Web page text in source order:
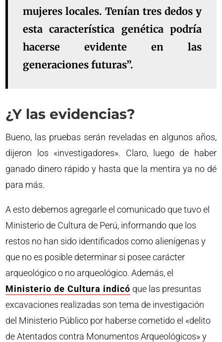
mujeres locales. Tenían tres dedos y
esta característica genética podría
hacerse evidente en las
generaciones futuras”.
¿Y las evidencias?
Bueno, las pruebas serán reveladas en algunos años,
dijeron los «investigadores». Claro, luego de haber
ganado dinero rápido y hasta que la mentira ya no dé
para más.
A esto debemos agregarle el comunicado que tuvo el
Ministerio de Cultura de Perú, informando que los
restos no han sido identificados como alienígenas y
que no es posible determinar si posee carácter
arqueológico o no arqueológico. Además, el
Ministerio de Cultura indicó que las presuntas
excavaciones realizadas son tema de investigación
del Ministerio Público por haberse cometido el «delito
de Atentados contra Monumentos Arqueológicos» y